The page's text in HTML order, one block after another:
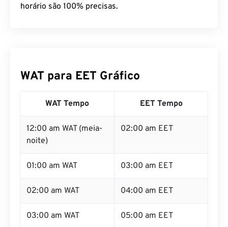
horário são 100% precisas.
WAT para EET Gráfico
WAT Tempo EET Tempo
12:00 am WAT (meia-
noite)
02:00 am EET
01:00 am WAT 03:00 am EET
02:00 am WAT 04:00 am EET
03:00 am WAT 05:00 am EET